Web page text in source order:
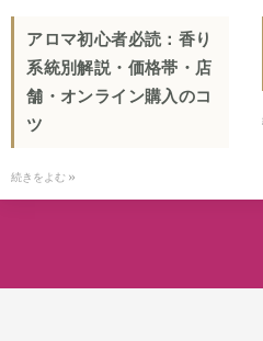
アロマ初心者必読：香り
系統別解説・価格帯・店
舗・オンライン購入のコ
ツ
続きをよむ »